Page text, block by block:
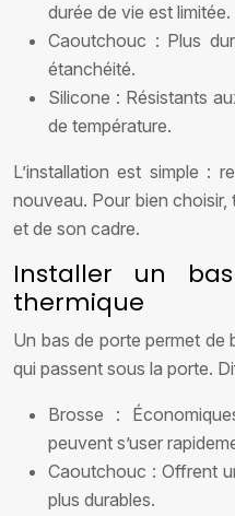
durée de vie est limitée.
Caoutchouc : Plus
étanchéité.
Silicone : Résistants
de température.
L’installation est simple :
nouveau. Pour bien
et de son cadre.
Installer un
thermique
Un bas de porte permet de
qui passent sous la porte.
Brosse :
peuvent s’user
Caoutchouc : Offrent
plus durables.